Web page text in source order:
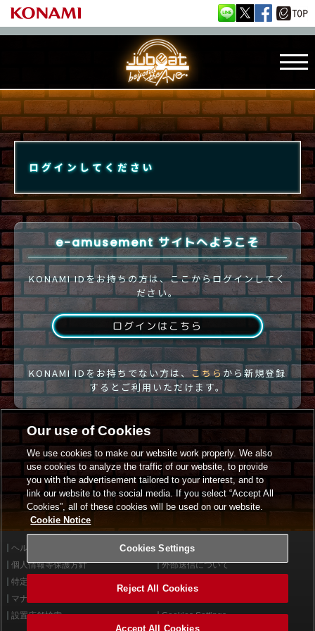
ログインしてください
e-amusement サイトへようこそ
KONAMI IDをお持ちの方は、ここからログインしてく
ださい。
ログインはこちら
KONAMI IDをお持ちでない方は、 こちらから新規登録
するとご利用いただけます。
ヘルプ
利用規約
個人情報等保護方針
外部送信について
特定商取引法に基づく表示
マナー＆ルール
設置店舗検索
Cookies Settings
Our use of Cookies
We use cookies to make our website work properly. We also
use cookies to analyze the traffic of our website, to provide
you with the advertisement tailored to your interest, and to
link our website to the social media. If you select “Accept All
Cookies”, all of these cookies will be used on our website.
Cookie Notice
Cookies Settings
Reject All Cookies
Accept All Cookies